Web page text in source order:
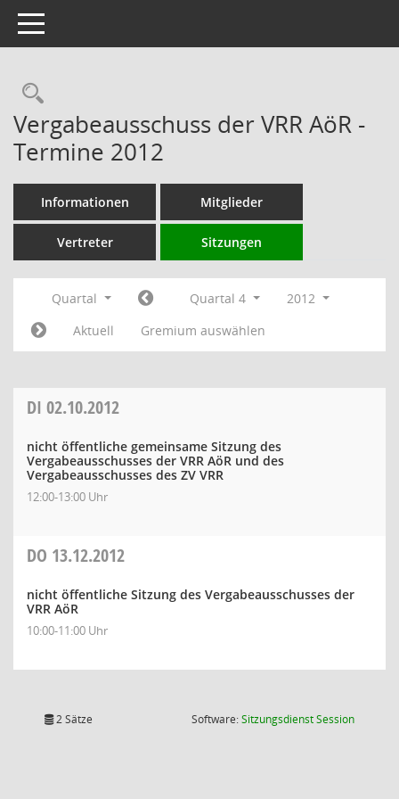
Toggle navigation
Rechercheauswahl
Vergabeausschuss der VRR AöR -
Termine 2012
Informationen Mitglieder
Vertreter Sitzungen
Quartal Quartal 4
2012
Aktuell
Gremium auswählen
DI 02.10.2012
nicht öffentliche gemeinsame Sitzung des
Vergabeausschusses der VRR AöR und des
Vergabeausschusses des ZV VRR
12:00-13:00 Uhr
DO 13.12.2012
nicht öffentliche Sitzung des Vergabeausschusses der
VRR AöR
10:00-11:00 Uhr
2 Sätze Software:SitzungsdienstSession(Wird in